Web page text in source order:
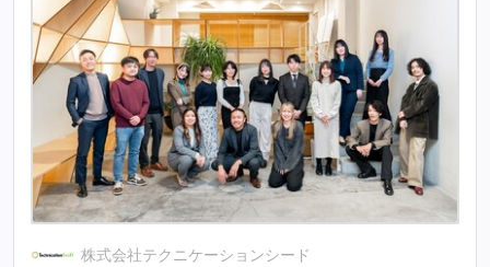
株式会社テクニケーションシード